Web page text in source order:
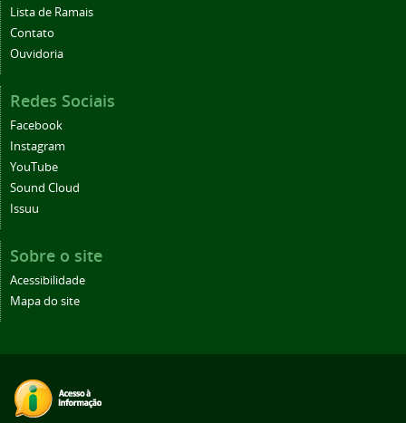
Lista de Ramais
Contato
Ouvidoria
Redes Sociais
Facebook
Instagram
YouTube
Sound Cloud
Issuu
Sobre o site
Acessibilidade
Mapa do site